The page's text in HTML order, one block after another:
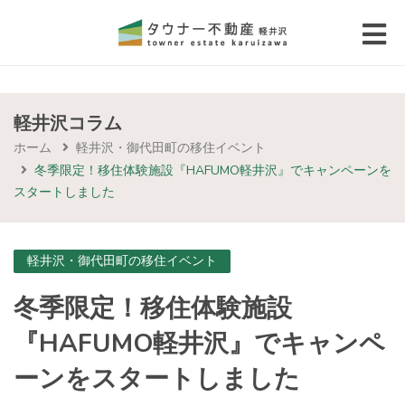
(物件種別から選ぶ)
(価格帯から選ぶ)
(お問い合わせ)
軽井沢コラム
ホーム
軽井沢・御代田町の移住イベント
冬季限定！移住体験施設『HAFUMO軽井沢』でキャンペーンを
スタートしました
軽井沢・御代田町の移住イベント
冬季限定！移住体験施設
『HAFUMO軽井沢』でキャンペ
ーンをスタートしました